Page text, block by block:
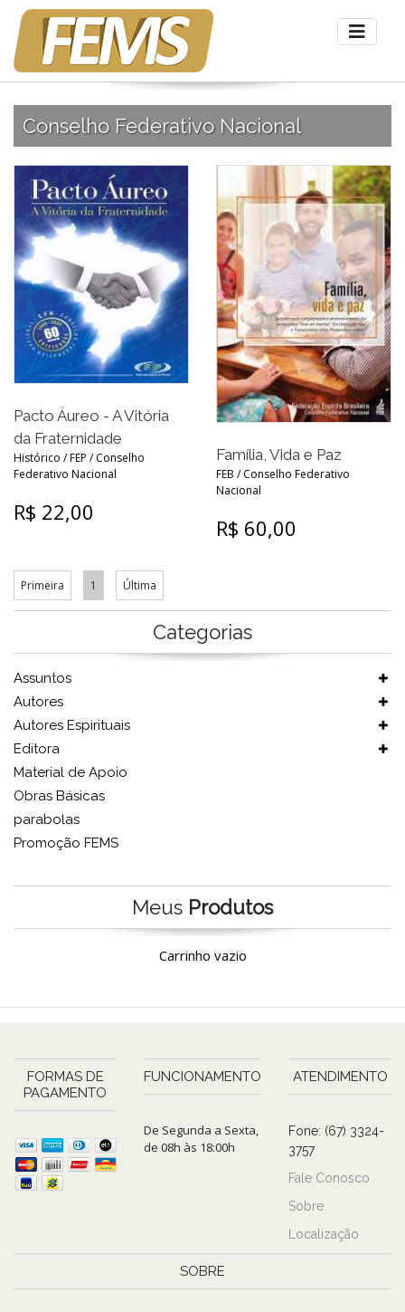
Categorias
Assuntos
Autores
Autores Espirituais
Editora
Material de Apoio
Obras Básicas
parabolas
Promoção FEMS
Meus Produtos
Carrinho vazio
Conselho Federativo Nacional
Pacto Áureo - A Vitória
da Fraternidade
Histórico / FEP / Conselho
Federativo Nacional
R$ 22,00
Família, Vida e Paz
FEB / Conselho Federativo
Nacional
R$ 60,00
Primeira 1 Última
FORMAS DE
PAGAMENTO
FUNCIONAMENTO
De Segunda a Sexta,
de 08h às 18:00h
ATENDIMENTO
Fone: (67) 3324-
3757
Fale Conosco
Sobre
Localização
SOBRE